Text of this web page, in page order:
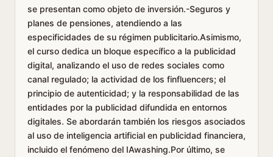
se presentan como objeto de inversión.-Seguros y
planes de pensiones, atendiendo a las
especificidades de su régimen publicitario.Asimismo,
el curso dedica un bloque específico a la publicidad
digital, analizando el uso de redes sociales como
canal regulado; la actividad de los finfluencers; el
principio de autenticidad; y la responsabilidad de las
entidades por la publicidad difundida en entornos
digitales. Se abordarán también los riesgos asociados
al uso de inteligencia artificial en publicidad financiera,
incluido el fenómeno del IAwashing.Por último, se